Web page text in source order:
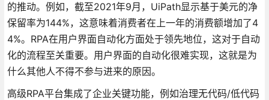
的推动。例如，截至2021年9月，UiPath显示基于美元的净
保留率为144%，这意味着消费者在上一年的消费额增加了4
4%。RPA在用户界面自动化方面处于领先地位，这对于自动
化的流程至关重要。用户界面的自动化很难实现，这就是为
什么其他人不得不参与进来的原因。
高级RPA平台集成了企业关键功能，例如治理无代码/低代码